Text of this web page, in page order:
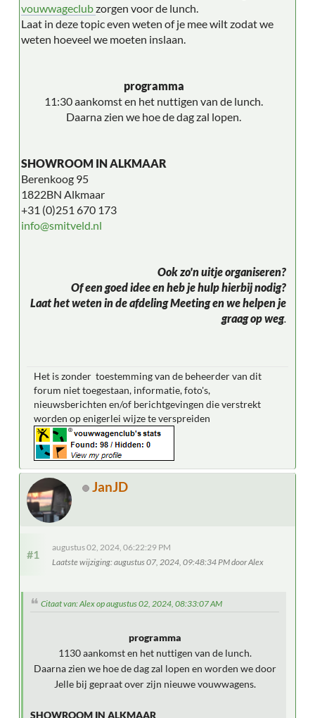
vouwwageclubzorgen voor de lunch.
Laat in deze topic even weten of je mee wilt zodat we
weten hoeveel we moeten inslaan.
programma
11:30 aankomst en het nuttigen van de lunch.
Daarna zien we hoe de dag zal lopen.
SHOWROOM IN ALKMAAR
Berenkoog 95
1822BN Alkmaar
+31 (0)251 670 173
info@smitveld.nl
Ook zo'n uitje organiseren?
Of een goed idee en heb je hulp hierbij nodig?
Laat het weten in de afdeling Meeting en we helpen je
graag op weg.
Het is zonder toestemming van de beheerder van dit
forum niet toegestaan, informatie, foto's,
nieuwsberichten en/of berichtgevingen die verstrekt
worden op enigerlei wijze te verspreiden
JanJD
#1
augustus 02, 2024, 06:22:29 PM
Laatste wijziging: augustus 07, 2024, 09:48:34 PM door Alex
Citaat van: Alex op augustus 02, 2024, 08:33:07 AM
programma
1130 aankomst en het nuttigen van de lunch.
Daarna zien we hoe de dag zal lopen en worden we door
Jelle bij gepraat over zijn nieuwe vouwwagens.
SHOWROOM IN ALKMAAR